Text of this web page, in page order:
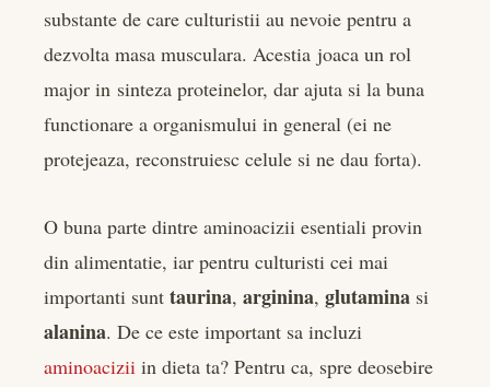
substante de care culturistii au nevoie pentru a
dezvolta masa musculara. Acestia joaca un rol
major in sinteza proteinelor, dar ajuta si la buna
functionare a organismului in general (ei ne
protejeaza, reconstruiesc celule si ne dau forta).
O buna parte dintre aminoacizii esentiali provin
din alimentatie, iar pentru culturisti cei mai
importanti sunt taurina, arginina, glutamina si
alanina. De ce este important sa incluzi
aminoacizii in dieta ta? Pentru ca, spre deosebire